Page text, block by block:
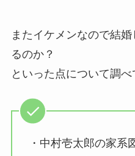
またイケメンなので結
るのか？
といった点について調べ
・中村壱太郎の家系